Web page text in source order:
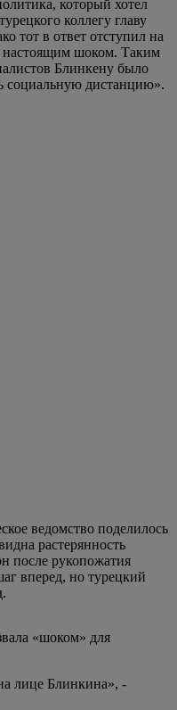
который хотел
коллегу главу
тот в ответ отступил на
настоящим шоком. Таким
Блинкену было
социальную дистанцию».
ведомство поделилось
растерянность
после рукопожатия
вперед, но турецкий
«шоком» для
лице Блинкина», -